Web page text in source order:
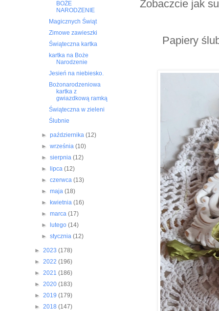
Zobaczcie jak
Papiery
BOŻE
NARODZENIE
Magicznych Świąt
Zimowe zawieszki
Świąteczna kartka
kartka na Boże
Narodzenie
Jesień na niebiesko.
Bożonarodzeniowa
kartka z
gwiazdkową ramką
Świąteczna w zieleni
Ślubnie
►października(12)
►września(10)
►sierpnia(12)
►
lipca(12)
►czerwca(13)
►maja(18)
►
kwietnia(16)
►marca(17)
►
lutego(14)
►stycznia(12)
► 2023 (178)
► 2022 (196)
► 2021 (186)
► 2020 (183)
► 2019 (179)
► 2018 (147)